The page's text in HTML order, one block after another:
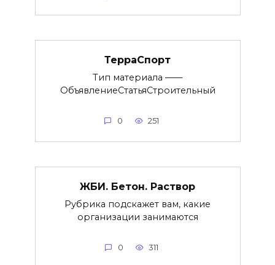
ТерраСпорт
Тип материала ——
ОбъявлениеСтатьяСтроительный
0 251
ЖБИ. Бетон. Раствор
Рубрика подскажет вам, какие
организации занимаются
0 311